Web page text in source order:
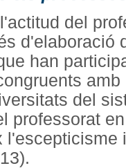
del
d'elaboració
han
del
professorat
l'escepticisme